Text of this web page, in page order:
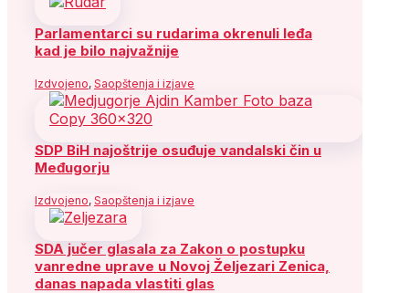
Parlamentarci su rudarima okrenuli leđa
kad je bilo najvažnije
Izdvojeno, Saopštenja i izjave
SDP BiH najoštrije osuđuje vandalski čin u
Međugorju
Izdvojeno, Saopštenja i izjave
SDA jučer glasala za Zakon o postupku
vanredne uprave u Novoj Željezari Zenica,
danas napada vlastiti glas